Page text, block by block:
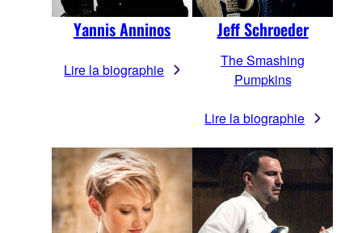
Yannis Anninos
Lire la biographie
Jeff Schroeder
The Smashing
Pumpkins
Lire la biographie